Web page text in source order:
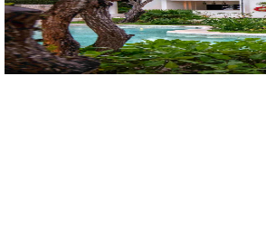
Banyan Tree Mayakoba
Mayakoba, Carretera Federal-Puerto